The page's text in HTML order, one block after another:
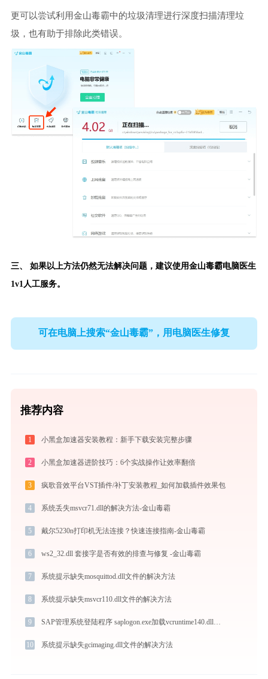
更可以尝试利用金山毒霸中的垃圾清理进行深度扫描清理垃
圾，也有助于排除此类错误。
三、 如果以上方法仍然无法解决问题，建议使用金山毒霸电脑医生
1v1人工服务。
可在电脑上搜索“金山毒霸”，用电脑医生修复
推荐内容
1 小黑盒加速器安装教程：新手下载安装完整步骤
2 小黑盒加速器进阶技巧：6个实战操作让效率翻倍
3 疯歌音效平台VST插件/补丁安装教程_如何加载插件效果包
4 系统丢失msvcr71.dll的解决方法-金山毒霸
5 戴尔5230n打印机无法连接？快速连接指南-金山毒霸
6 ws2_32.dll 套接字是否有效的排查与修复 -金山毒霸
7 系统提示缺失mosquittod.dll文件的解决方法
8 系统提示缺失msvcr110.dll文件的解决方法
9 SAP管理系统登陆程序 saplogon.exe加载vcruntime140.dll文件丢失处理办法
10 系统提示缺失gcimaging.dll文件的解决方法